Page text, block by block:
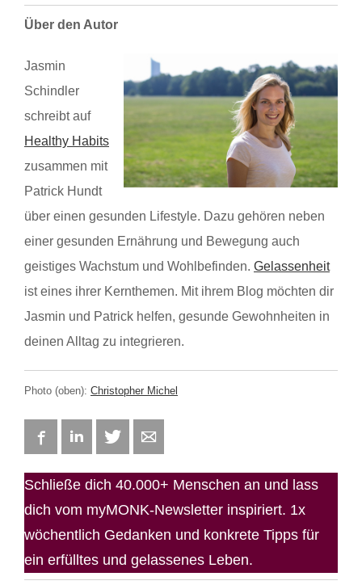
Über den Autor
Jasmin
Schindler
schreibt auf
Healthy Habits
zusammen mit
Patrick Hundt
über einen gesunden Lifestyle. Dazu gehören neben
einer gesunden Ernährung und Bewegung auch
geistiges Wachstum und Wohlbefinden. Gelassenheit
ist eines ihrer Kernthemen. Mit ihrem Blog möchten dir
Jasmin und Patrick helfen, gesunde Gewohnheiten in
deinen Alltag zu integrieren.
Photo (oben): Christopher Michel
FacebookLinkedIn Twitter
Schließe dich 40.000+ Menschen an und lass
dich vom myMONK-Newsletter inspiriert. 1x
wöchentlich Gedanken und konkrete Tipps für
ein erfülltes und gelassenes Leben.